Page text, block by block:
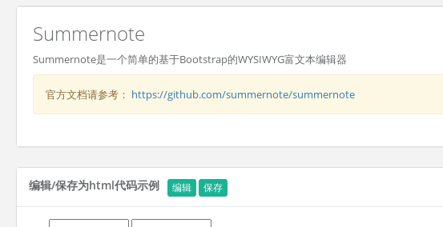
Summernote
Summernote是一个简单的基于Bootstrap的WYSIWYG富文本编辑器
官方文档请参考： https://github.com/summernote/summernote
编辑/保存为html代码示例 编辑 保存